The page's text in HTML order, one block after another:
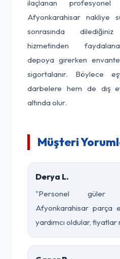
ilaçlanan profesyonel
Afyonkarahisar nakliye
sonrasında
hizmetinden
depoya girerken
sigortalanır. Böylece
darbelere hem de dış
altında olur.
Müşteri
Derya L.
"Personel güler
Afyonkarahisar parça
yardımcı oldular, fiyatlar